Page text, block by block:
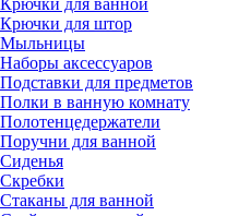
Крючки для ванной
Крючки для штор
Мыльницы
Наборы аксессуаров
Подставки для предметов
Полки в ванную комнату
Полотенцедержатели
Поручни для ванной
Сиденья
Скребки
Стаканы для ванной